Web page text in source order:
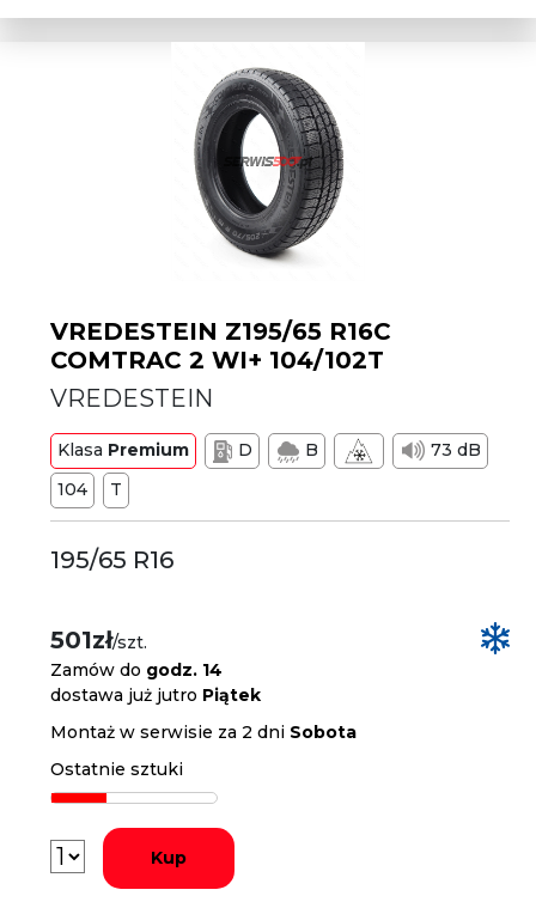
VREDESTEIN Z195/65 R16C
COMTRAC 2 WI+ 104/102T
VREDESTEIN
Klasa Premium D B
73 dB
104
T
195/65 R16
501zł/szt.
Zamów do godz. 14
dostawa już jutro Piątek
Montaż w serwisie za 2 dni Sobota
Ostatnie sztuki
Kup